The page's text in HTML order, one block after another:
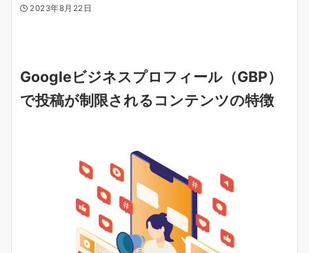
2023年8月22日
Googleビジネスプロフィール（GBP）
で投稿が制限されるコンテンツの特徴